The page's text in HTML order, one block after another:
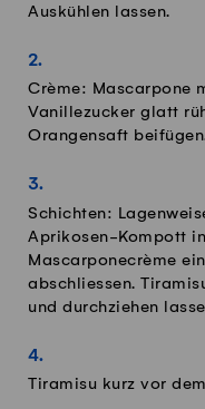
Auskühlen lassen.
Crème: Mascarpone
Vanillezucker glatt
Orangensaft
Schichten:
Aprikosen-Kompott
Mascarponecrème
abschliessen.
und durchziehen
Tiramisu kurz vor